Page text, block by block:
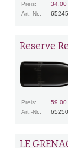
Preis: 34,00
Art.-Nr.:
65245
Reserve
Preis: 59,00
Art.-Nr.:
65250
LE